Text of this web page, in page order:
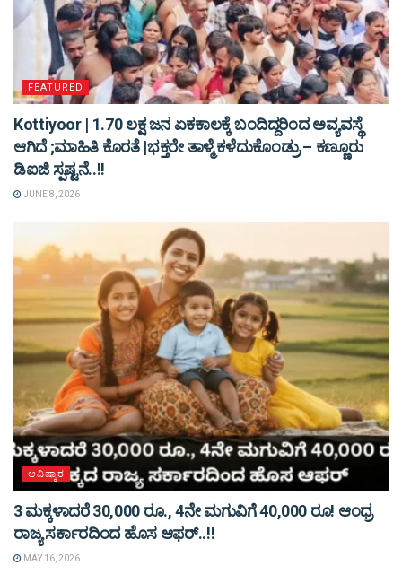
FEATURED
Kottiyoor | 1.70 ಲಕ್ಷ ಜನ ಏಕಕಾಲಕ್ಕೆ ಬಂದಿದ್ದರಿಂದ ಅವ್ಯವಸ್ಥೆ
ಆಗಿದೆ ;ಮಾಹಿತಿ ಕೊರತೆ |ಭಕ್ತರೇ ತಾಳ್ಮೆ ಕಳೆದುಕೊಂಡ್ರು – ಕಣ್ಣೂರು
ಡಿಐಜಿ ಸ್ಪಷ್ಟನೆ..!!
JUNE 8, 2026
ಆವಿಷ್ಕಾರ
3 ಮಕ್ಕಳಾದರೆ 30,000 ರೂ., 4ನೇ ಮಗುವಿಗೆ 40,000 ರೂ! ಆಂಧ್ರ
ರಾಜ್ಯ ಸರ್ಕಾರದಿಂದ ಹೊಸ ಆಫರ್..!!
MAY 16, 2026